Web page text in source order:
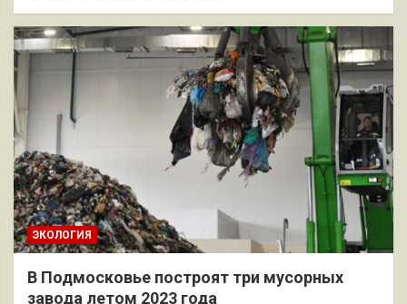
ЭКОЛОГИЯ
В Подмосковье построят три мусорных
завода летом 2023 года